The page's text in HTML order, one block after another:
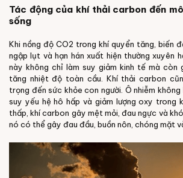
Tác động của khí thải carbon đến
sống
Khi nồng độ CO2 trong khí quyển tăng, biến
ngập lụt và hạn hán xuất hiện thường xuyên
này không chỉ làm suy giảm kinh tế mà còn
tăng nhiệt độ toàn cầu. Khí thải carbon
trọng đến sức khỏe con người. Ô nhiễm
suy yếu hệ hô hấp và giảm lượng oxy trong
thấp, khí carbon gây mệt mỏi, đau ngực và
nó có thể gây đau đầu, buồn nôn, chóng mặt